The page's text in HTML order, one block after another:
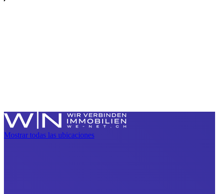
Mostrar todas las ubicaciones